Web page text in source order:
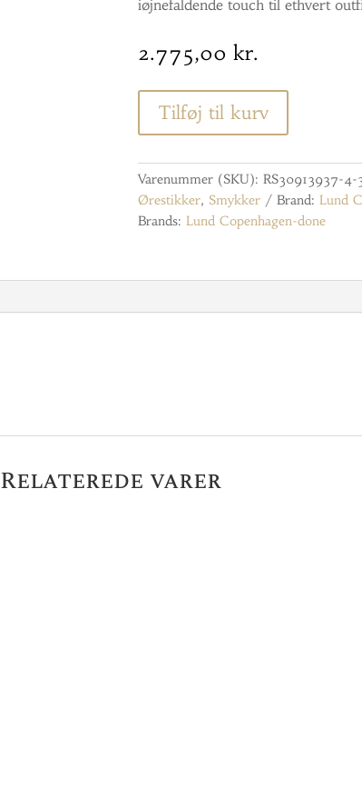
iøjnefaldende touch til ethvert
2.775,00 kr.
Tilføj til kurv
Varenummer (SKU): RS30913937-4-
Ørestikker, Smykker Brand: Lund
Brands: Lund Copenhagen-done
Relaterede varer